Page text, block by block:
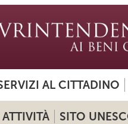
AL CITTADINO
ATTIVITÀ SITO